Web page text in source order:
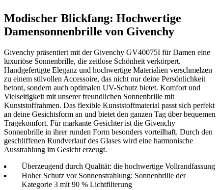
Modischer Blickfang: Hochwertige
Damensonnenbrille von Givenchy
Givenchy präsentiert mit der Givenchy GV40075I für Damen eine
luxuriöse Sonnenbrille, die zeitlose Schönheit verkörpert.
Handgefertigte Eleganz und hochwertige Materialien verschmelzen
zu einem stilvollen Accessoire, das nicht nur deine Persönlichkeit
betont, sondern auch optimalen UV-Schutz bietet. Komfort und
Vielseitigkeit mit unserer freundlichen Sonnenbrille mit
Kunststoffrahmen. Das flexible Kunststoffmaterial passt sich perfekt
an deine Gesichtsform an und bietet den ganzen Tag über bequemen
Tragekomfort. Für markante Gesichter ist die Givenchy
Sonnenbrille in ihrer runden Form besonders vorteilhaft. Durch den
geschliffenen Rundverlauf des Glases wird eine harmonische
Ausstrahlung im Gesicht erzeugt.
Überzeugend durch Qualität: die hochwertige Vollrandfassung
Hoher Schutz vor Sonnenstrahlung: Sonnenbrille der
Kategorie 3 mit 90 % Lichtfilterung